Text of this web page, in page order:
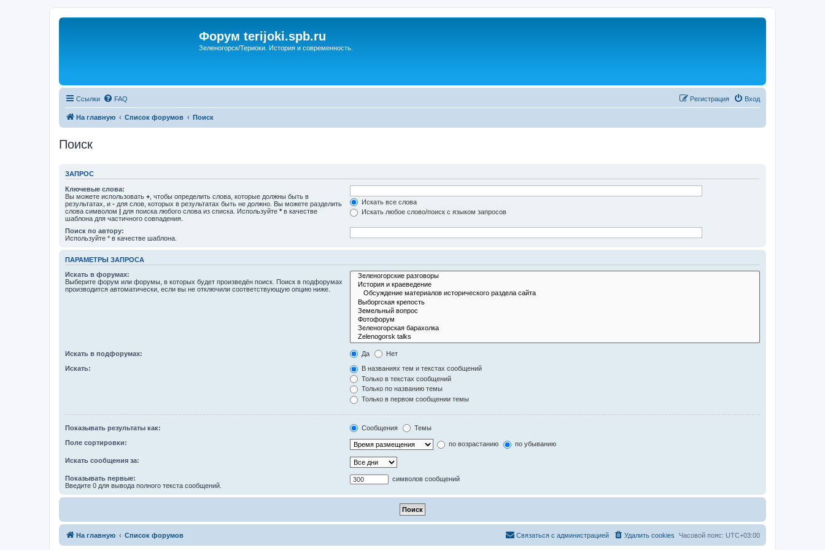
Форум terijoki.spb.ru
Зеленогорск/Териоки. История и современность.
Ссылки FAQ Вход
Регистрация
На главную Список форумов Поиск
Поиск
ЗАПРОС
Ключевые слова:
Вы можете использовать + , чтобы определить слова, которые должны быть в
результатах, и - для слов, которых в результатах быть не должно. Вы можете разделить
слова символом | для поиска любого слова из списка. Используйте * в качестве
шаблона для частичного совпадения.
Искать все слова
Искать любое слово/поиск с языком запросов
Поиск по автору:
Используйте * в качестве шаблона.
ПАРАМЕТРЫ ЗАПРОСА
Искать в форумах:
Выберите форум или форумы, в которых будет произведён поиск. Поиск в подфорумах
производится автоматически, если вы не отключили соответствующую опцию ниже.
Искать в подфорумах: Да Нет
Искать:
В названиях тем и текстах сообщений
Только в текстах сообщений
Только по названию темы
Только в первом сообщении темы
Показывать результаты как: Сообщения Темы
Поле сортировки: по возрастанию по убыванию
Искать сообщения за:
Показывать первые:
Введите 0 для вывода полного текста сообщений.
символов сообщений
На главную Список форумов Часовой пояс: UTC+03:00
Удалить cookies
Связаться с администрацией